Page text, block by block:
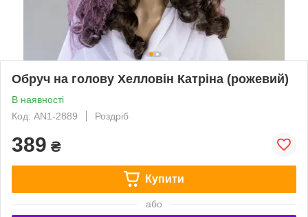
Обруч на голову Хелловін Катріна (рожевий)
В наявності
Код: AN1-2889
Роздріб
389 ₴
Купити
або